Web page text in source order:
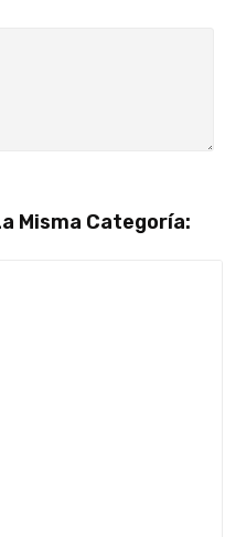
Misma Categoría: